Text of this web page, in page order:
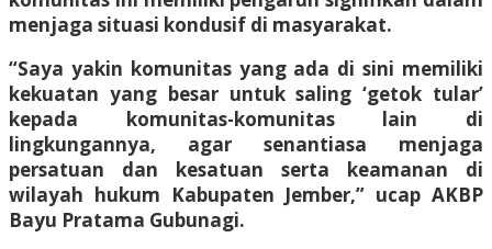
menjaga situasi kondusif di masyarakat.
“Saya yakin komunitas yang ada di sini memiliki
kekuatan yang besar untuk saling ‘getok tular’
kepada komunitas-komunitas lain di
lingkungannya, agar senantiasa menjaga
persatuan dan kesatuan serta keamanan di
wilayah hukum Kabupaten Jember,” ucap AKBP
Bayu Pratama Gubunagi.